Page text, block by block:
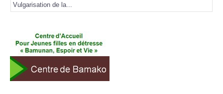
Vulgarisation de la...